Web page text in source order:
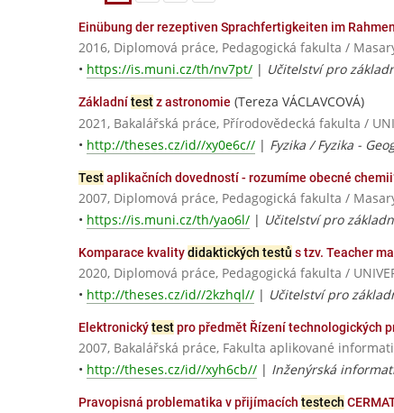
Einübung der rezeptiven Sprachfertigkeiten im
2016, Diplomová práce, Pedagogická fakulta /
• https://is.muni.cz/th/nv7pt/ | Učitelství pro
Základnítestz astronomie (Tereza VÁCLAVCOVÁ)
2021, Bakalářská práce, Přírodovědecká fakulta /
• http://theses.cz/id//xy0e6c// | Fyzika / Fyzika -
Testaplikačních dovedností - rozumíme obecné
2007, Diplomová práce, Pedagogická fakulta /
• https://is.muni.cz/th/yao6l/ | Učitelství pro
Komparace kvalitydidaktických testů s tzv. Teacher
2020, Diplomová práce, Pedagogická fakulta /
• http://theses.cz/id//2kzhql// | Učitelství pro
Elektronickýtestpro předmět Řízení technologických
2007, Bakalářská práce, Fakulta aplikované
• http://theses.cz/id//xyh6cb// | Inženýrská
Pravopisná problematika v přijímacích testech